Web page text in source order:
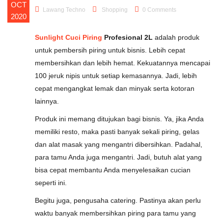
OCT
2020
Lawang Techno Shopping 0 Comments
Sunlight Cuci Piring Profesional 2L adalah produk
untuk pembersih piring untuk bisnis. Lebih cepat
membersihkan dan lebih hemat. Kekuatannya mencapai
100 jeruk nipis untuk setiap kemasannya. Jadi, lebih
cepat mengangkat lemak dan minyak serta kotoran
lainnya.
Produk ini memang ditujukan bagi bisnis. Ya, jika Anda
memiliki resto, maka pasti banyak sekali piring, gelas
dan alat masak yang mengantri dibersihkan. Padahal,
para tamu Anda juga mengantri. Jadi, butuh alat yang
bisa cepat membantu Anda menyelesaikan cucian
seperti ini.
Begitu juga, pengusaha catering. Pastinya akan perlu
waktu banyak membersihkan piring para tamu yang